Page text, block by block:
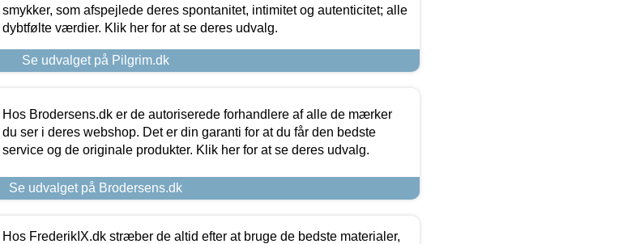
smykker, som afspejlede deres spontanitet, intimitet og autenticitet; alle
dybtfølte værdier. Klik her for at se deres udvalg.
Se udvalget på Pilgrim.dk
Hos Brodersens.dk er de autoriserede forhandlere af alle de mærker
du ser i deres webshop. Det er din garanti for at du får den bedste
service og de originale produkter. Klik her for at se deres udvalg.
Se udvalget på Brodersens.dk
Hos FrederikIX.dk stræber de altid efter at bruge de bedste materialer,